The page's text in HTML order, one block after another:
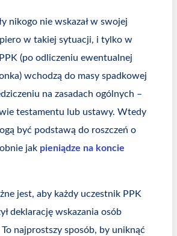
nikogo nie wskazał w swojej
w takiej sytuacji, i tylko w
(po odliczeniu ewentualnej
wchodzą do masy spadkowej
na zasadach ogólnych –
testamentu lub ustawy. Wtedy
być podstawą do roszczeń o
jak pieniądze na koncie
jest, aby każdy uczestnik PPK
deklarację wskazania osób
najprostszy sposób, by uniknąć